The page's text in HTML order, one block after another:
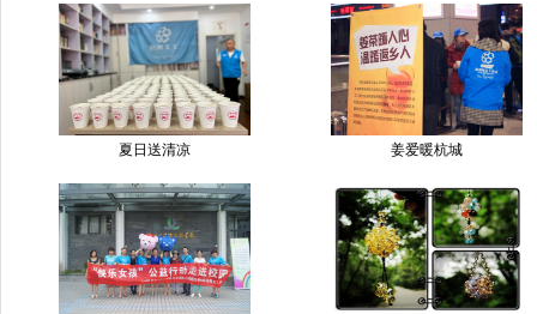
夏日送清凉 姜爱暖杭城